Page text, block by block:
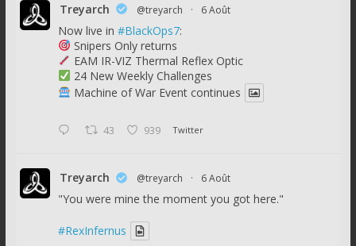
Treyarch @treyarch · 6 Août
Now live in #BlackOps7:
Snipers Only returns
EAM IR-VIZ Thermal Reflex Optic
24 New Weekly Challenges
Machine of War Event continues
43 939 Twitter
Treyarch @treyarch · 6 Août
"You were mine the moment you got here."
#RexInfernus